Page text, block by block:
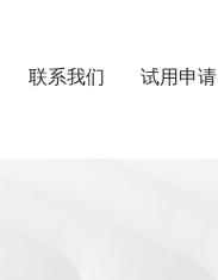
联系我们 试用申请